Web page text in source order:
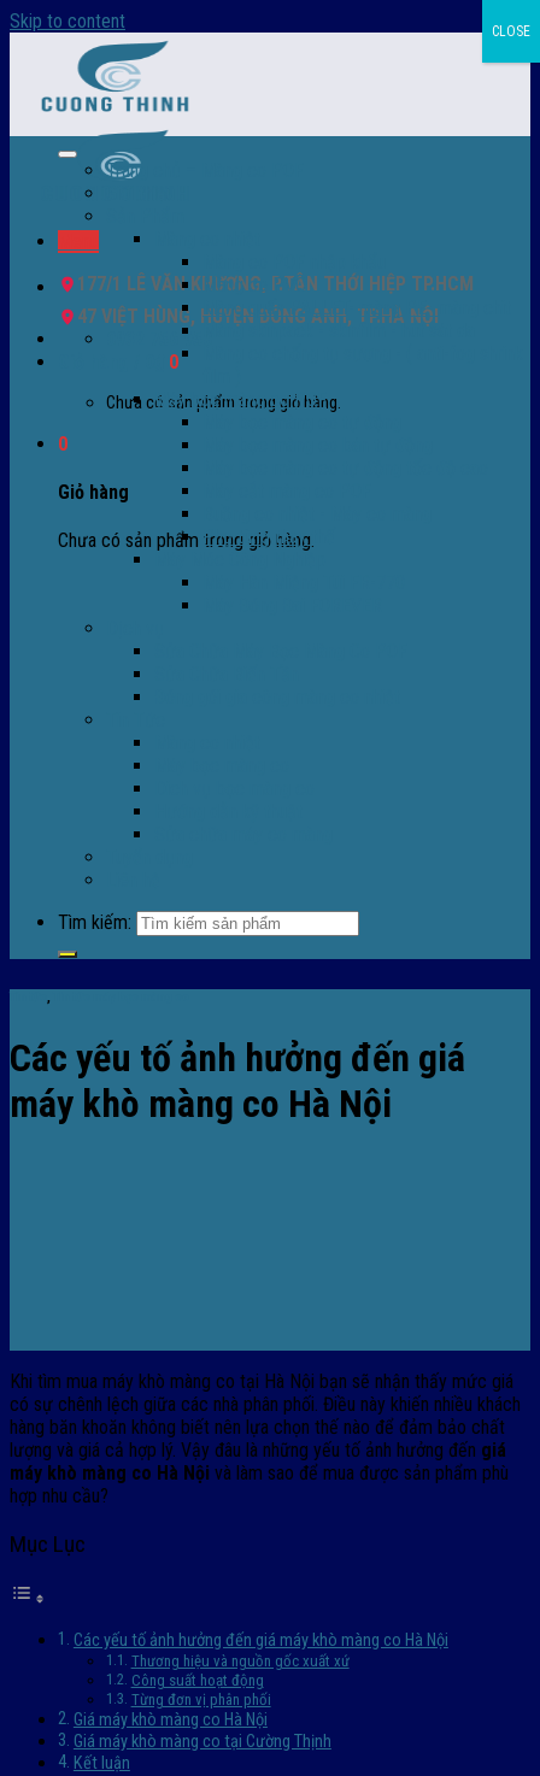
Skip to content
177/1 LÊ VĂN KHƯƠNG, P.TÂN THỚI HIỆP TP.HCM
47 VIỆT HÙNG, HUYỆN ĐÔNG ANH, TP.HÀ NỘI
0932 756 950
0
Chưa có sản phẩm trong giỏ hàng.
0
Giỏ hàng
Chưa có sản phẩm trong giỏ hàng.
Trang chủ – Màng co POF
Màng co PVC
Màng quấn PALLET- màng PE- màng chit
Màng skinpack - skinfilm - hút sát da
Máy bọc màng co POF
Phụ tùng thay thế
Tìm kiếm:
,
Các yếu tố ảnh hưởng đến giá
máy khò màng co Hà Nội
Khi tìm mua máy khò màng co tại Hà Nội bạn sẽ nhận thấy mức giá
có sự chênh lệch giữa các nhà phân phối. Điều này khiến nhiều khách
hàng băn khoăn không biết nên lựa chọn thế nào để đảm bảo chất
lượng và giá cả hợp lý. Vậy đâu là những yếu tố ảnh hưởng đến giá
máy khò màng co Hà Nội và làm sao để mua được sản phẩm phù
hợp nhu cầu?
Mục Lục
Các yếu tố ảnh hưởng đến giá máy khò màng co Hà Nội
Thương hiệu và nguồn gốc xuất xứ
Công suất hoạt động
Từng đơn vị phân phối
Giá máy khò màng co Hà Nội
Giá máy khò màng co tại Cường Thịnh
Kết luận
CLOSE